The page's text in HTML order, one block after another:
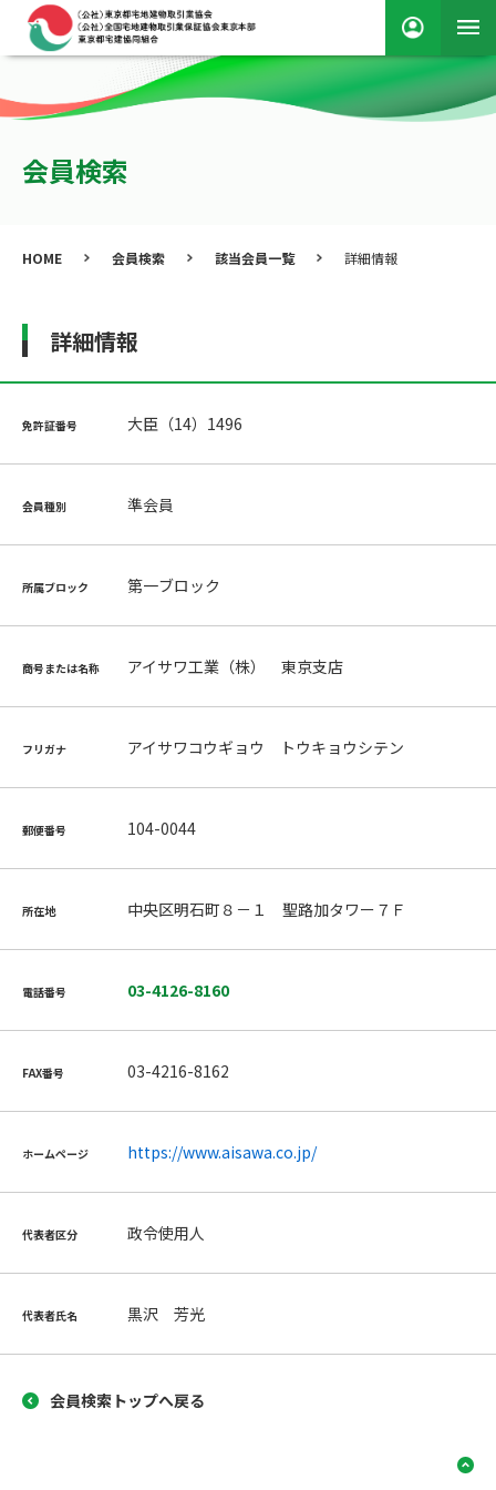
会員検索
HOME 会員検索 該当会員一覧 詳細情報
詳細情報
免許証番号 大臣（14）1496
会員種別 準会員
所属ブロック 第一ブロック
商号または名称 アイサワ工業（株） 東京支店
フリガナ アイサワコウギョウ トウキョウシテン
郵便番号 104-0044
所在地 中央区明石町８－１ 聖路加タワー７Ｆ
電話番号 03-4126-8160
FAX番号 03-4216-8162
ホームページ https://www.aisawa.co.jp/
代表者区分 政令使用人
代表者氏名 黒沢 芳光
会員検索トップへ戻る